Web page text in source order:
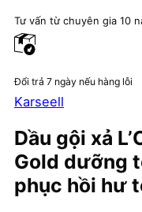
Tư vấn từ chuyên gia 10
Đổi trả 7 ngày nếu hàng lỗi
Karseell
Dầu gội xả
Gold dưỡng
phục hồi hư